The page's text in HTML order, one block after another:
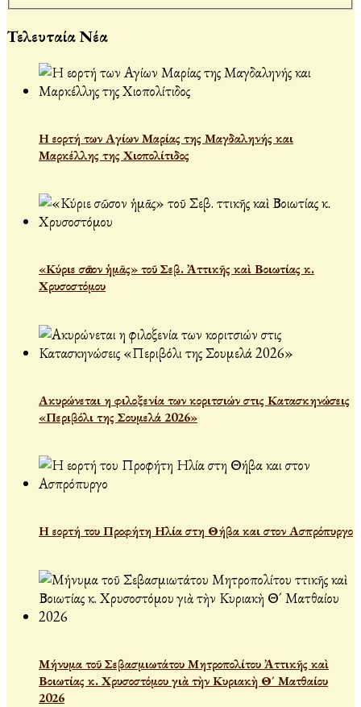
Τελευταία Νέα
Η εορτή των Αγίων Μαρίας της Μαγδαληνής και
Μαρκέλλης της Χιοπολίτιδος
«Κύριε σῶσον ἡμᾶς» τοῦ Σεβ. Ἀττικῆς καὶ Βοιωτίας κ.
Χρυσοστόμου
Ακυρώνεται η φιλοξενία των κοριτσιών στις Κατασκηνώσεις
«Περιβόλι της Σουμελά 2026»
Η εορτή του Προφήτη Ηλία στη Θήβα και στον Ασπρόπυργο
Μήνυμα τοῦ Σεβασμιωτάτου Μητροπολίτου Ἀττικῆς καὶ
Βοιωτίας κ. Χρυσοστόμου γιὰ τὴν Κυριακὴ Θ´ Ματθαίου
2026